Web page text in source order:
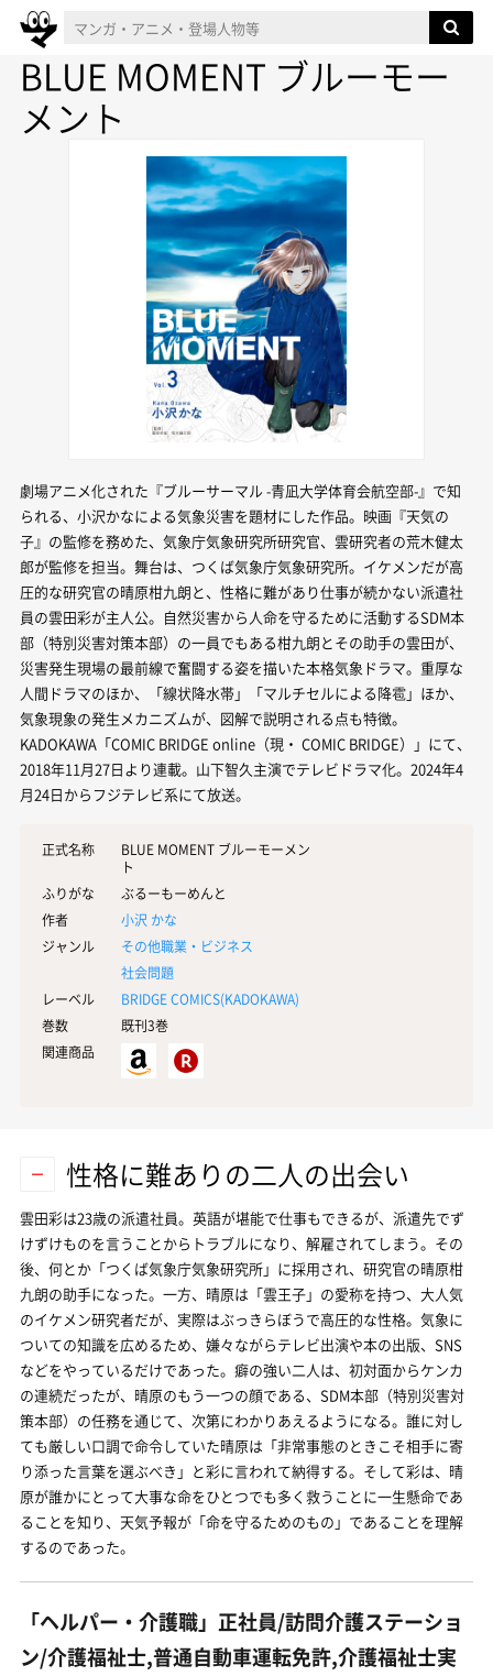
BLUE MOMENT ブルーモー
メント
劇場アニメ化された『ブルーサーマル -青凪大学体育会航空部-』で知
られる、小沢かなによる気象災害を題材にした作品。映画『天気の
子』の監修を務めた、気象庁気象研究所研究官、雲研究者の荒木健太
郎が監修を担当。舞台は、つくば気象庁気象研究所。イケメンだが高
圧的な研究官の晴原柑九朗と、性格に難があり仕事が続かない派遣社
員の雲田彩が主人公。自然災害から人命を守るために活動するSDM本
部（特別災害対策本部）の一員でもある柑九朗とその助手の雲田が、
災害発生現場の最前線で奮闘する姿を描いた本格気象ドラマ。重厚な
人間ドラマのほか、「線状降水帯」「マルチセルによる降雹」ほか、
気象現象の発生メカニズムが、図解で説明される点も特徴。
KADOKAWA「COMIC BRIDGE online（現・ COMIC BRIDGE）」にて、
2018年11月27日より連載。山下智久主演でテレビドラマ化。2024年4
月24日からフジテレビ系にて放送。
正式名称
BLUE MOMENT ブルーモーメン
ト
ふりがな
ぶるーもーめんと
作者
小沢 かな
ジャンル
その他職業・ビジネス
社会問題
レーベル
BRIDGE COMICS(KADOKAWA)
巻数
既刊3巻
関連商品
性格に難ありの二人の出会い
雲田彩は23歳の派遣社員。英語が堪能で仕事もできるが、派遣先でず
けずけものを言うことからトラブルになり、解雇されてしまう。その
後、何とか「つくば気象庁気象研究所」に採用され、研究官の晴原柑
九朗の助手になった。一方、晴原は「雲王子」の愛称を持つ、大人気
のイケメン研究者だが、実際はぶっきらぼうで高圧的な性格。気象に
ついての知識を広めるため、嫌々ながらテレビ出演や本の出版、SNS
などをやっているだけであった。癖の強い二人は、初対面からケンカ
の連続だったが、晴原のもう一つの顔である、SDM本部（特別災害対
策本部）の任務を通じて、次第にわかりあえるようになる。誰に対し
ても厳しい口調で命令していた晴原は「非常事態のときこそ相手に寄
り添った言葉を選ぶべき」と彩に言われて納得する。そして彩は、晴
原が誰かにとって大事な命をひとつでも多く救うことに一生懸命であ
ることを知り、天気予報が「命を守るためのもの」であることを理解
するのであった。
「ヘルパー・介護職」正社員/訪問介護ステーショ
ン/介護福祉士,普通自動車運転免許,介護福祉士実